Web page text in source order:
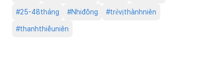
#25-48tháng #Nhiđồng #trẻvịthànhniên
#thanhthiếuniên